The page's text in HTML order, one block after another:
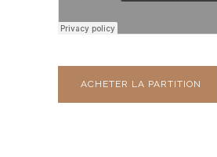
ACHETER LA PARTITION